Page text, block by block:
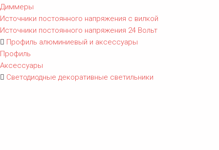
Диммеры
Источники постоянного напряжения с вилкой
Источники постоянного напряжения 24 Вольт
Профиль алюминиевый и аксессуары
Профиль
Аксессуары
Светодиодные декоративные светильники